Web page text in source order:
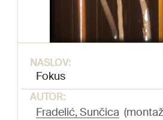
NASLOV:
Fokus
AUTOR:
Fradelić, Sunčica